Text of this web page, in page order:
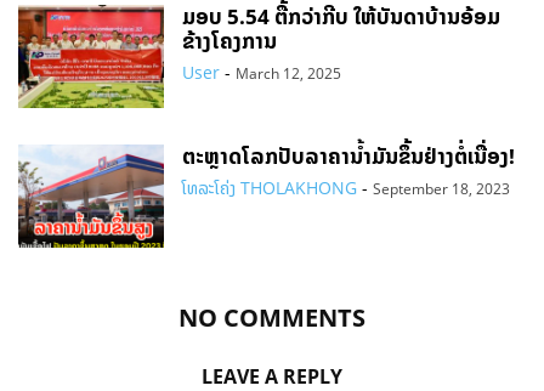
ມອບ 5.54 ຕື້ກວ່າກີບ ໃຫ້ບັນດາບ້ານອ້ອມ
ຂ້າງໂຄງການ
User - March 12, 2025
ຕະຫຼາດໂລກປັບລາຄານ້ຳມັນຂຶ້ນຢ່າງຕໍ່ເນື່ອງ!
ໂທລະໂຄ່ງ THOLAKHONG - September 18, 2023
NO COMMENTS
LEAVE A REPLY